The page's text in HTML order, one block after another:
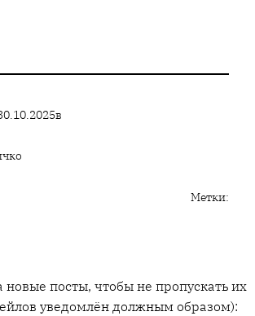
в
Метки:
посты, чтобы не пропускать их
уведомлён должным образом):